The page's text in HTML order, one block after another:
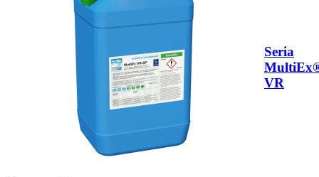
Seria
VR